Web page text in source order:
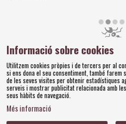
Figueres
Tel. 972 677 520 |
Sitemap | Avís Legal
Contacteu | Bases concursos
Informació sobre cookies
Utilitzem cookies pròpies i de tercers per al
si ens dona el seu consentiment, també
de les seves visites per obtenir estadístiques
serveis i mostrar publicitat relacionada amb
seus hàbits de navegació.
Més informació